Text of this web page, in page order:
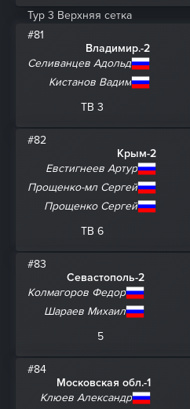
Тур 3 Верхняя сетка
#81
Владимир.-2
Селиванцев Адольд
Кистанов Вадим
ТВ 3
#82
Крым-2
Евстигнеев Артур
Прощенко-мл Сергей
Прощенко Сергей
ТВ 6
#83
Севастополь-2
Колмагоров Федор
Шараев Михаил
5
#84
Московская обл.-1
Клюев Александр